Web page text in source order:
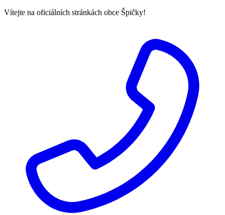
Vítejte na oficiálních stránkách obce Špičky!